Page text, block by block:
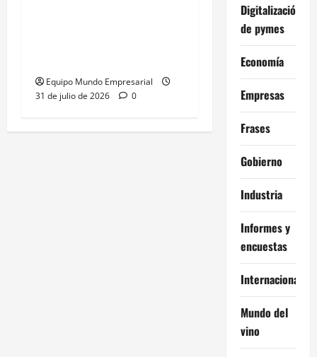
Equipo Mundo Empresarial
31 de julio de 2026
0
Digitalización
de pymes
Economía
Empresas
Frases
Gobierno
Industria
Informes y
encuestas
Internacional
Mundo del
vino